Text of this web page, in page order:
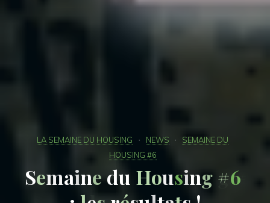
LA SEMAINE DU HOUSING NEWS
SEMAINE DU
HOUSING #6
Semainedu Housing #6